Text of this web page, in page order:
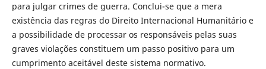
para julgar crimes de guerra. Conclui-se que a mera
existência das regras do Direito Internacional Humanitário e
a possibilidade de processar os responsáveis pelas suas
graves violações constituem um passo positivo para um
cumprimento aceitável deste sistema normativo.